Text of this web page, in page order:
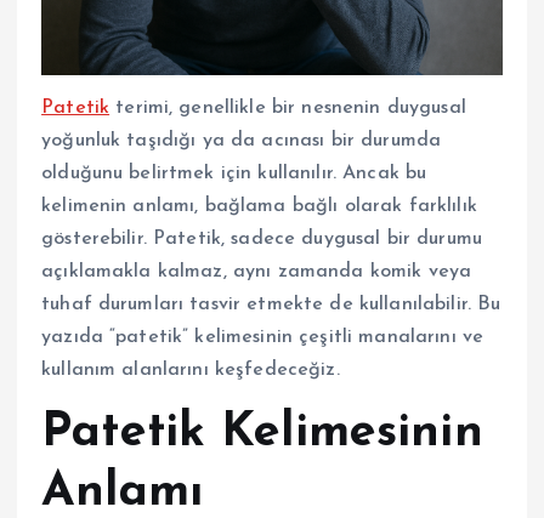
Patetik terimi, genellikle bir nesnenin duygusal
yoğunluk taşıdığı ya da acınası bir durumda
olduğunu belirtmek için kullanılır. Ancak bu
kelimenin anlamı, bağlama bağlı olarak farklılık
gösterebilir. Patetik, sadece duygusal bir durumu
açıklamakla kalmaz, aynı zamanda komik veya
tuhaf durumları tasvir etmekte de kullanılabilir. Bu
yazıda “patetik” kelimesinin çeşitli manalarını ve
kullanım alanlarını keşfedeceğiz.
Patetik Kelimesinin
Anlamı